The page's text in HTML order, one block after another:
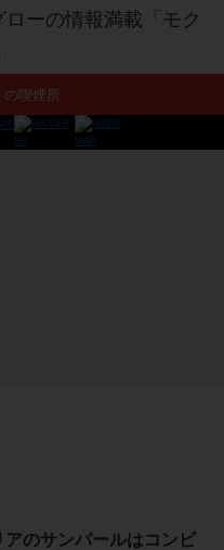
の喫煙所
アのサンパールはコンビ